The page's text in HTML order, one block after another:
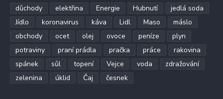
důchody
elektřina Energie Hubnutí
jedlá soda
Jídlo
koronavirus káva Lidl Maso
máslo
obchody
ocet olej ovoce peníze
plyn
potraviny
praní prádla pračka práce
rakovina
spánek
sůl topení Vejce voda
zdražování
zelenina
úklid Čaj česnek